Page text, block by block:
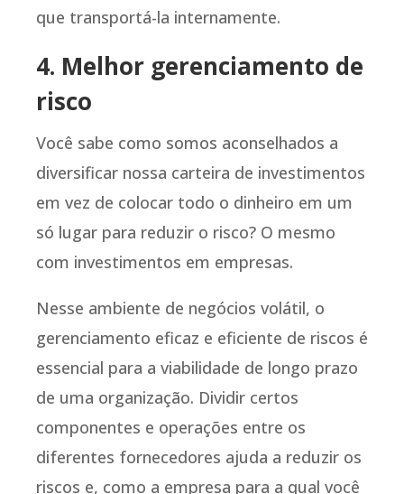
que transportá-la internamente.
4. Melhor gerenciamento de
risco
Você sabe como somos aconselhados a
diversificar nossa carteira de investimentos
em vez de colocar todo o dinheiro em um
só lugar para reduzir o risco? O mesmo
com investimentos em empresas.
Nesse ambiente de negócios volátil, o
gerenciamento eficaz e eficiente de riscos é
essencial para a viabilidade de longo prazo
de uma organização. Dividir certos
componentes e operações entre os
diferentes fornecedores ajuda a reduzir os
riscos e, como a empresa para a qual você